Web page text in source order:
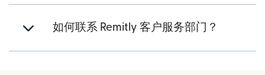
如何联系 Remitly 客户服务部门？